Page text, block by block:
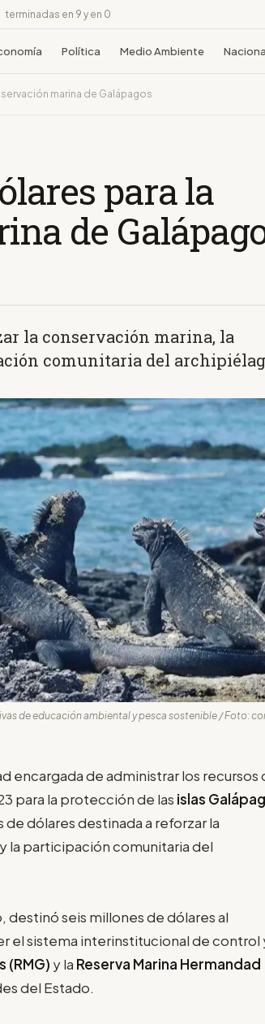
terminadas en 9 y en 0
Política Medio Ambiente
marina de Galápagos
para la
de
la conservación marina, la
comunitaria del
de educación ambiental y pesca sostenible / Foto:
encargada de administrar los recursos
para la protección de las islas
dólares destinada a reforzar la
la participación comunitaria del
destinó seis millones de dólares al
el sistema interinstitucional de control
(RMG) y la Reserva Marina Hermandad
del Estado.